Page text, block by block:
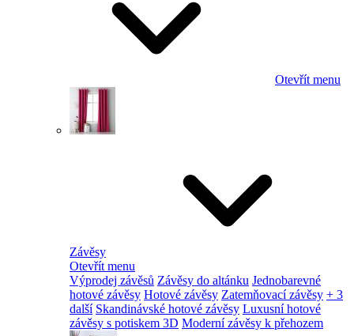
Otevřít menu
Závěsy
Otevřít menu
Výprodej závěsů Závěsy do altánku Jednobarevné
hotové závěsy Hotové závěsy Zatemňovací závěsy + 3
další Skandinávské hotové závěsy Luxusní hotové
závěsy s potiskem 3D Moderní závěsy k přehozem